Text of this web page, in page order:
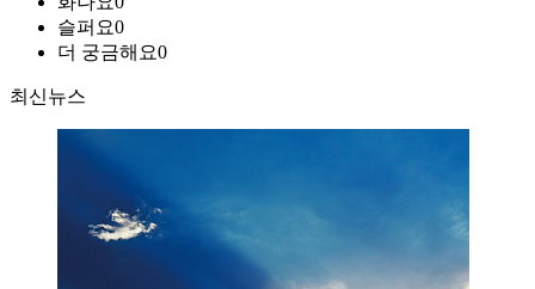
슬퍼요0
더 궁금해요0
최신뉴스